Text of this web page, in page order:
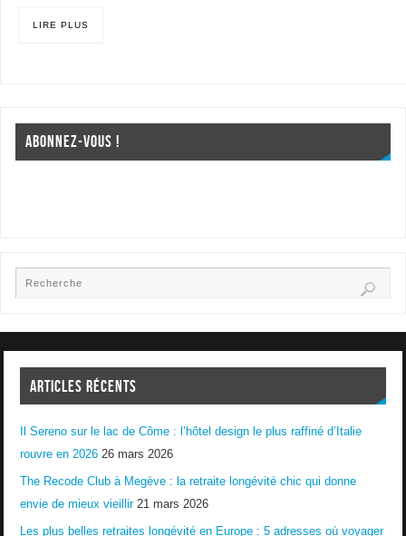
LIRE PLUS
ABONNEZ-VOUS !
ARTICLES RÉCENTS
Il Sereno sur le lac de Côme : l’hôtel design le plus raffiné d’Italie
rouvre en 2026 26 mars 2026
The Recode Club à Megève : la retraite longévité chic qui donne
envie de mieux vieillir 21 mars 2026
Les plus belles retraites longévité en Europe : 5 adresses où voyager